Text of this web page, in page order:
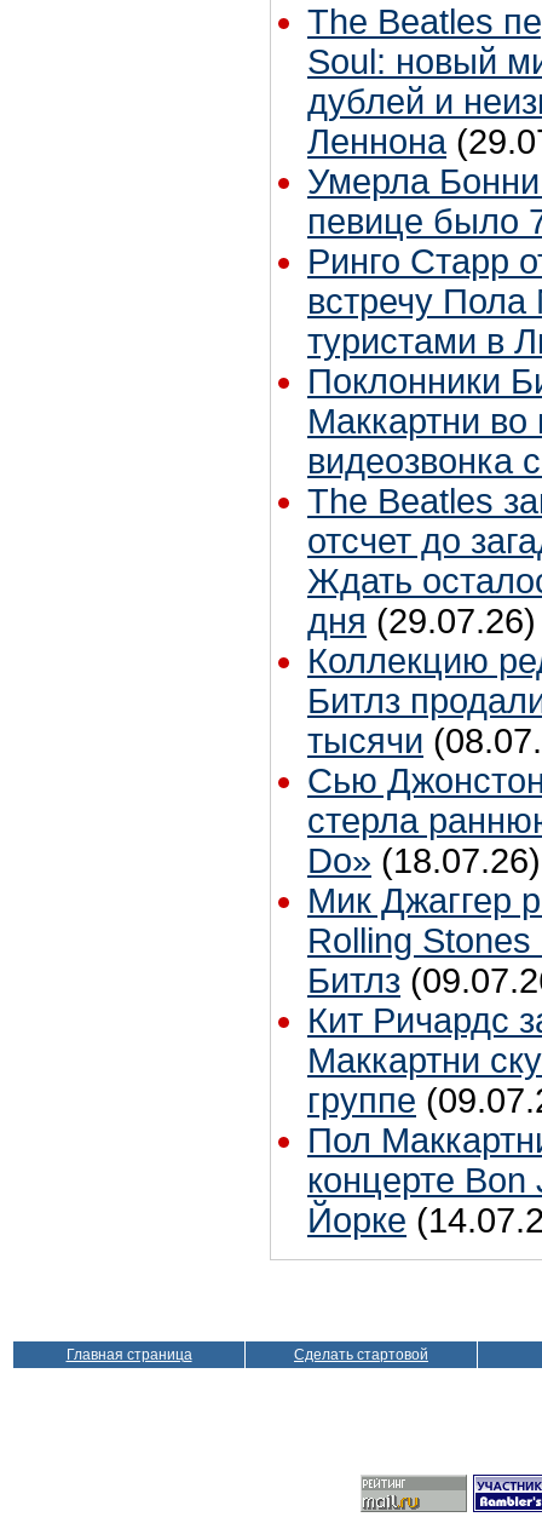
The Beatles
Soul: новый
дублей и
Леннона
Умерла
певице было
Ринго Старр
встречу Пола
туристами в
Поклонники
Маккартни во
видеозвонка
The Beatles
отсчет до
Ждать
дня (29.07.26)
Коллекцию
Битлз
тысячи
Сью
стерла
Do» (18.07.26)
Мик Джаггер
Rolling Stones
Битлз
Кит Ричардс
Маккартни
группе
Пол
концерте
Йорке
Главная страница Сделать стартовой